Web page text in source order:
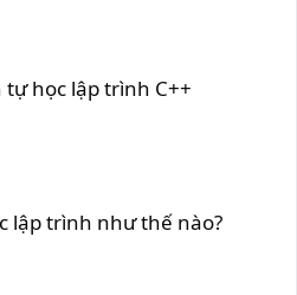
học lập trình C++
lập trình như thế nào?